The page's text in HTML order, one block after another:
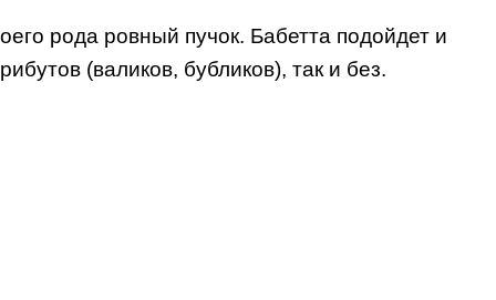
рода ровный пучок. Бабетта подойдет и
(валиков, бубликов), так и без.